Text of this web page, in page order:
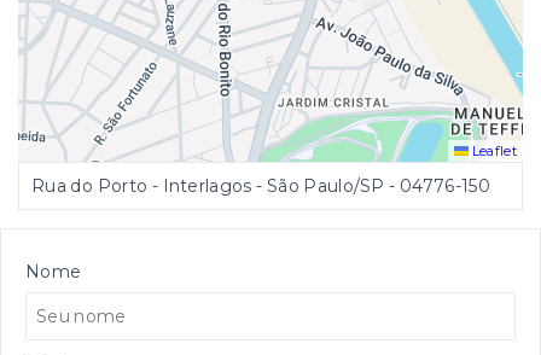
Leaflet
Rua do Porto - Interlagos - São Paulo/SP - 04776-150
Nome